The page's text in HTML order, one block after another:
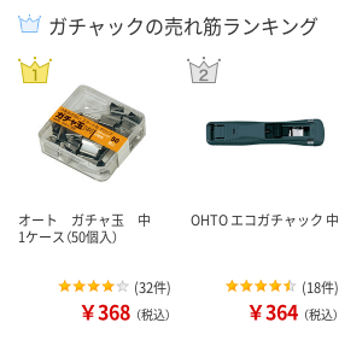
ガチャックの売れ筋ランキング
オート ガチャ玉 中
1ケース（50個入）
(32件)
￥368 （税込）
OHTO エコガチャック 中
(18件)
￥364 （税込）